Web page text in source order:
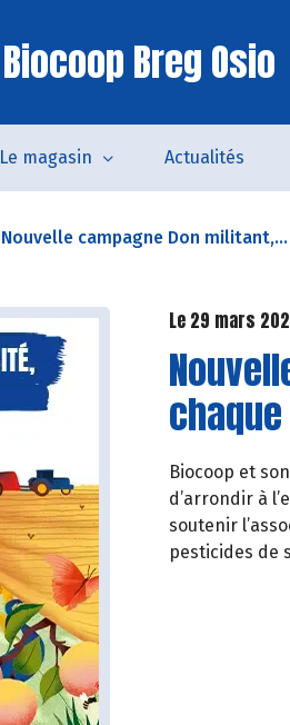
Biocoop Breg Osio
Le magasin Actualités
Nouvelle campagne Don militant,...
Le 29 mars
Biocoop et
d’arrondir à
soutenir
pesticides de